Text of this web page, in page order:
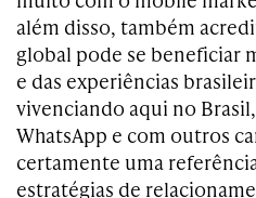
além disso, também
global pode se beneficiar
e das experiências
vivenciando aqui no
WhatsApp e com outros
certamente uma
estratégias de